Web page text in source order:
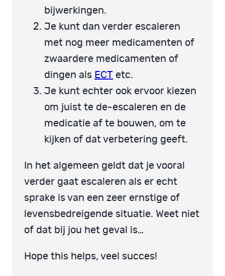
bijwerkingen.
Je kunt dan verder escaleren
met nog meer medicamenten of
zwaardere medicamenten of
dingen als ECT etc.
Je kunt echter ook ervoor kiezen
om juist te de-escaleren en de
medicatie af te bouwen, om te
kijken of dat verbetering geeft.
In het algemeen geldt dat je vooral
verder gaat escaleren als er echt
sprake is van een zeer ernstige of
levensbedreigende situatie. Weet niet
of dat bij jou het geval is…
Hope this helps, veel succes!